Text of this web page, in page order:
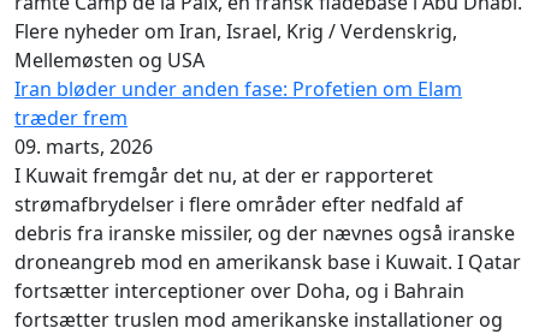
Flere nyheder om Iran, Israel, Krig / Verdenskrig,
Mellemøsten og USA
Iran bløder under anden fase: Profetien om Elam
træder frem
09. marts, 2026
I Kuwait fremgår det nu, at der er rapporteret
strømafbrydelser i flere områder efter nedfald af
debris fra iranske missiler, og der nævnes også iranske
droneangreb mod en amerikansk base i Kuwait. I Qatar
fortsætter interceptioner over Doha, og i Bahrain
fortsætter truslen mod amerikanske installationer og